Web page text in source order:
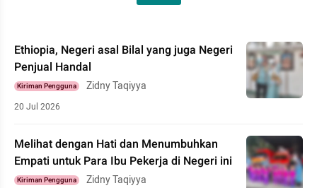
Ethiopia, Negeri asal Bilal yang juga Negeri
Penjual Handal
Kiriman Pengguna Zidny Taqiyya
20 Jul 2026
Melihat dengan Hati dan Menumbuhkan
Empati untuk Para Ibu Pekerja di Negeri ini
Kiriman Pengguna Zidny Taqiyya